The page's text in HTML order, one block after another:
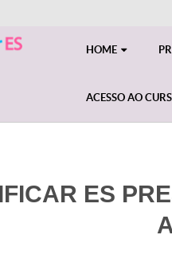
HOME
ACESSO AO
ES